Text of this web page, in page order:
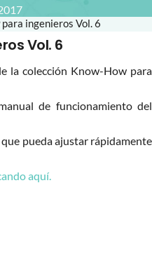
ingenieros Vol. 6
Vol. 6
la colección Know-How para
de funcionamiento del
pueda ajustar rápidamente
aquí.